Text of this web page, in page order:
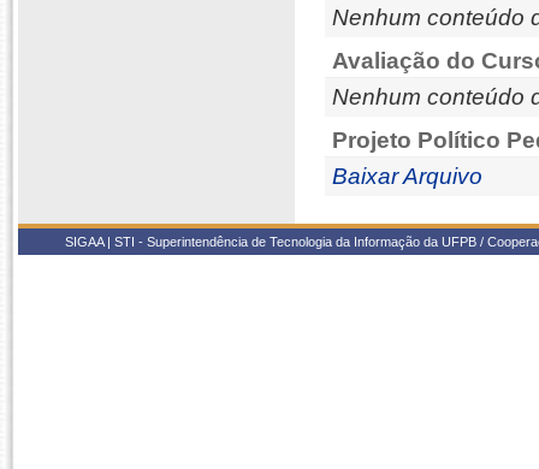
Nenhum conteúdo
Avaliação do
Nenhum conteúdo
Projeto Político
Baixar Arquivo
SIGAA | STI - Superintendência de Tecnologia da Informação da UFPB /